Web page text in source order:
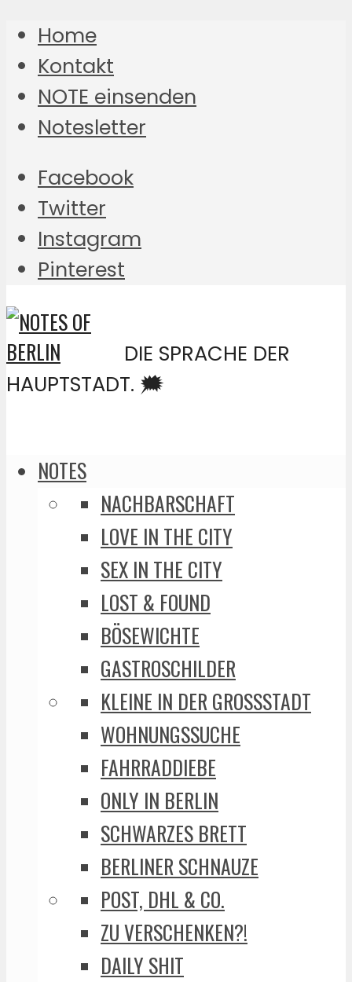
Home
Kontakt
NOTE einsenden
Notesletter
Facebook
Twitter
Instagram
Pinterest
DIE SPRACHE DER
HAUPTSTADT. 🗯️
NOTES
NACHBARSCHAFT
LOVE IN THE CITY
SEX IN THE CITY
LOST & FOUND
BÖSEWICHTE
GASTROSCHILDER
KLEINE IN DER GROSSSTADT
WOHNUNGSSUCHE
FAHRRADDIEBE
ONLY IN BERLIN
SCHWARZES BRETT
BERLINER SCHNAUZE
POST, DHL & CO.
ZU VERSCHENKEN?!
DAILY SHIT